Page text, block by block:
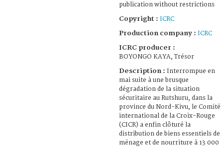
publication without restrictions
Copyright : ICRC
Production company : ICRC
ICRC producer :
BOYONGO KAYA, Trésor
Description : Interrompue en
mai suite à une brusque
dégradation de la situation
sécuritaire au Rutshuru, dans la
province du Nord-Kivu, le Comité
international de la Croix-Rouge
(CICR) a enfin clôturé la
distribution de biens essentiels de
ménage et de nourriture à 13 000